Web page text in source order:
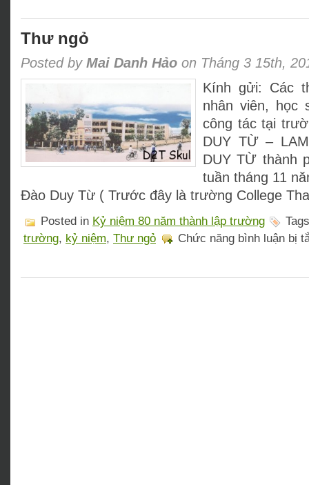
Thư ngỏ
Posted by Mai Danh Hảo on Tháng 3 15th,
Kính gửi: Các
nhân viên, học
công tác tại
DUY TỪ –
DUY TỪ thành
tuần tháng 11
Đào Duy Từ ( Trước đây là trường College
Posted in Kỷ niệm 80 năm thành lập trường
trường, kỷ niệm, Thư ngỏ Chức năng bình luận bị